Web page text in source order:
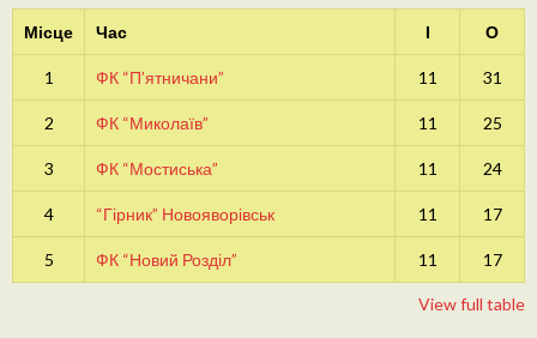
Місце Час І О
1 ФК “П’ятничани” 11 31
2 ФК “Миколаїв” 11 25
3 ФК “Мостиська” 11 24
4 “Гірник” Новояворівськ 11 17
5 ФК “Новий Розділ” 11 17
View full table